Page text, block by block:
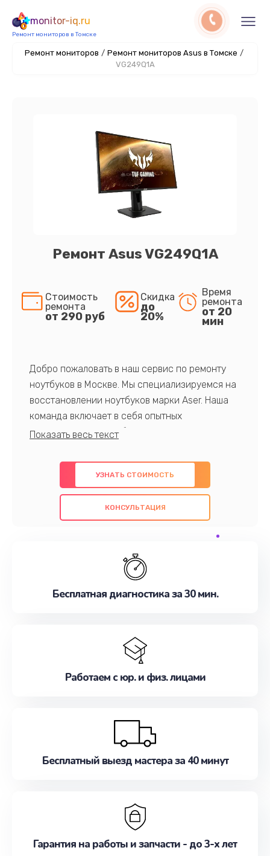
monitor-iq.ru
Ремонт мониторов в Томске
Ремонт мониторов / Ремонт мониторов Asus в Томске /
VG249Q1A
Ремонт Asus VG249Q1A
Стоимость
ремонта
от 290 руб
Скидка
до
20%
Время
ремонта
от 20
мин
Добро пожаловать в наш сервис по ремонту
ноутбуков в Москве. Мы специализируемся на
восстановлении ноутбуков марки Aser. Наша
команда включает в себя опытных
профессионалов с обширными знаниями и
предлагаем быстрый и качественный ремонт с
использованием оригинальных компонентов, а
также гарантируем качество всех
проведенных работ. Наша цель - предоставить
обслуживание, удовлетворяя их потребности
наилучшим образом. Не медлите записаться на
УЗНАТЬ СТОИМОСТЬ
КОНСУЛЬТАЦИЯ
Бесплатная диагностика за 30 мин.
Работаем с юр. и физ. лицами
Бесплатный выезд мастера за 40 минут
Гарантия на работы и запчасти - до 3-х лет